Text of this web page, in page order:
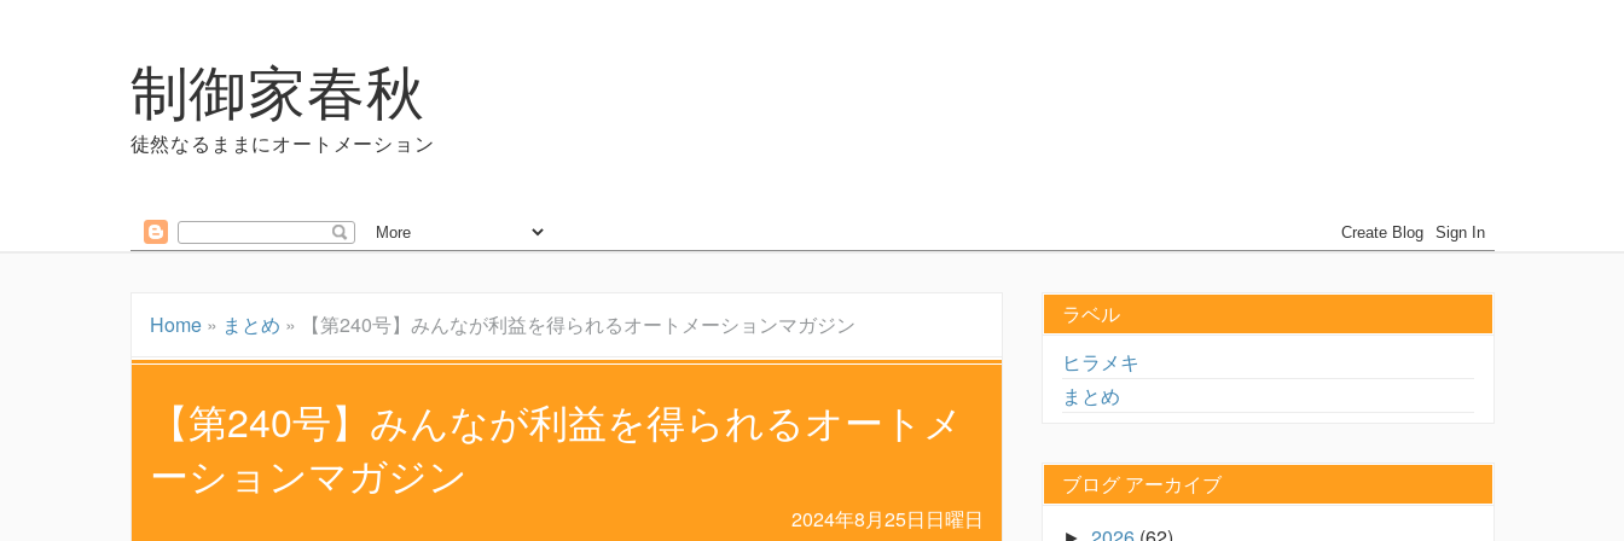
制御家春秋
徒然なるままにオートメーション
Home» まとめ » 【第240号】みんなが利益を得られるオートメーションマガジン
【第240号】みんなが利益を得られるオートメ
ーションマガジン
2024年8月25日日曜日
ラベル
ヒラメキ
まとめ
ブログ アーカイブ